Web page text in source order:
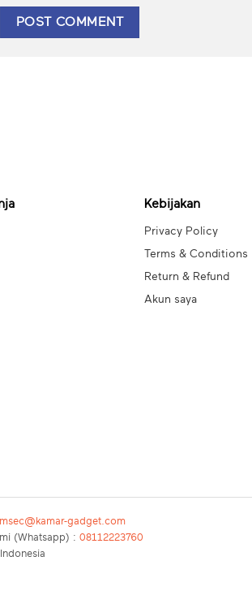
Kebijakan
Privacy Policy
Terms & Conditions
Return & Refund
Akun saya
gadget.com
(Whatsapp) : 08112223760